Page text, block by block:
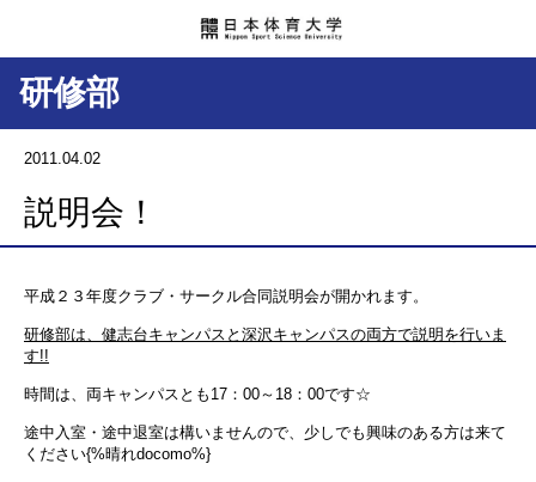
研修部
2011.04.02
説明会！
平成２３年度クラブ・サークル合同説明会が開かれます。
研修部は、健志台キャンパスと深沢キャンパスの両方で説明を行いま
す!!
時間は、両キャンパスとも17：00～18：00です☆
途中入室・途中退室は構いませんので、少しでも興味のある方は来て
ください{%晴れdocomo%}